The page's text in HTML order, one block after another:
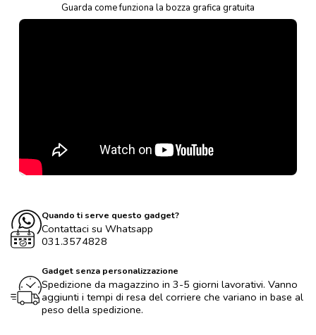
Guarda come funziona la bozza grafica gratuita
Quando ti serve questo gadget?
Contattaci su Whatsapp
031.3574828
Gadget senza personalizzazione
Spedizione da magazzino in 3-5 giorni lavorativi. Vanno
aggiunti i tempi di resa del corriere che variano in base al
peso della spedizione.